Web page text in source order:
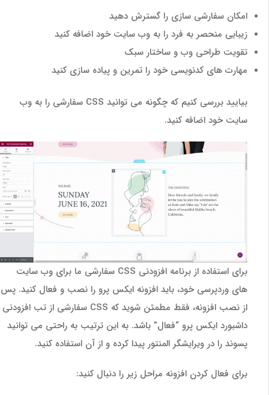
امکان سفارشی سازی را گسترش دهید
زیبایی منحصر به فرد را به وب سایت خود اضافه کنید
تقویت طراحی وب و ساختار سبک
مهارت های کدنویسی خود را تمرین و پیاده سازی کنید
بیایید بررسی کنیم که چگونه می توانید CSS سفارشی را به وب
سایت خود اضافه کنید.
برای استفاده از برنامه افزودنی CSS سفارشی ما برای وب سایت
های وردپرسی خود، باید افزونه ایکس پرو را نصب و فعال کنید. پس
از نصب افزونه، فقط مطمئن شوید که CSS سفارشی از تب افزودنی
داشبورد ایکس پرو “فعال” باشد. به این ترتیب به راحتی می توانید
پسوند را در ویرایشگر المنتور پیدا کرده و از آن استفاده کنید.
برای فعال کردن افزونه مراحل زیر را دنبال کنید: